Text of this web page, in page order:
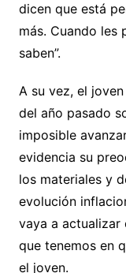
dicen que está
más. Cuando les
saben”.
A su vez, el
del año pasado
imposible
evidencia su
los materiales y
evolución
vaya a actualizar
que tenemos en
el joven.